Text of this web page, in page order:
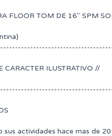
FLOOR TOM DE 16" SPM
CARACTER ILUSTRATIVO //
sus actividades hace mas de